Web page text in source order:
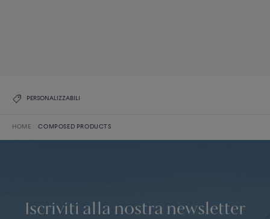
PERSONALIZZABILI
HOME COMPOSED PRODUCTS
Iscriviti alla nostra newsletter